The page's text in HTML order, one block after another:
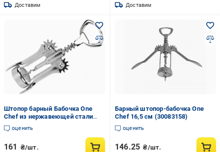
Доставим Доставим
Штопор барный Бабочка One
Chef из нержавеющей стали
усиленный 16,5 см
оценить
161 ₴/шт.
Барный штопор-бабочка One
Chef 16,5 см (30083158)
оценить
146.25 ₴/шт.